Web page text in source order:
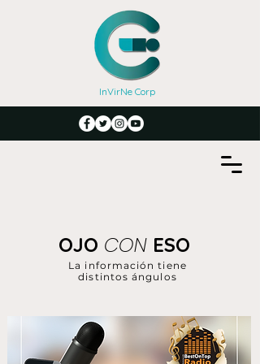
InVirNe Corp
La información tiene
distintos ángulos
OJO CON ESO